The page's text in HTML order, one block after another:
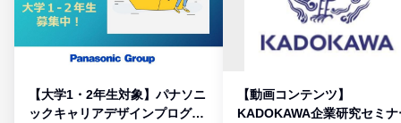
【大学1・2年生対象】パナソニ
ックキャリアデザインプログラ
【動画コンテンツ】
KADOKAWA企業研究セミナ